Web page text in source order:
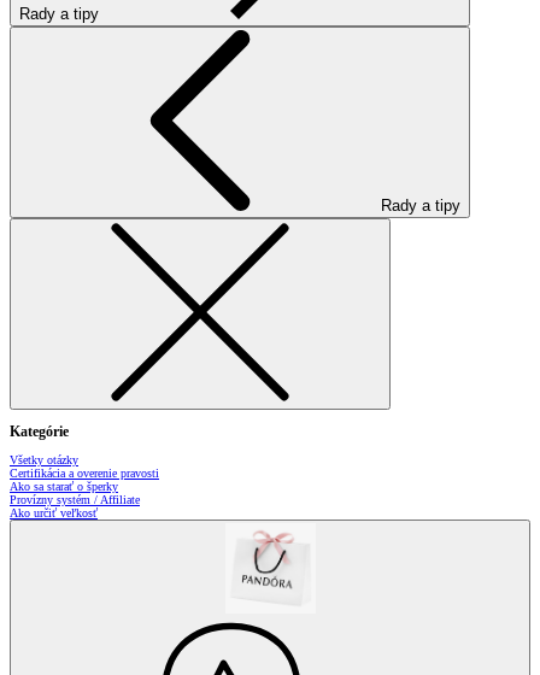
Rady a tipy
Rady a tipy
Kategórie
Všetky otázky
Certifikácia a overenie pravosti
Ako sa starať o šperky
Provízny systém / Affiliate
Ako určiť veľkosť